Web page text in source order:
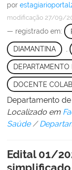
por
modificação 27/09/
— registrado em:
DIAMANTINA ,
DOCENTE
Departamento
Localizado em
Saúde /
Edital 01/